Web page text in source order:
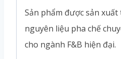
Sản phẩm được sản
nguyên liệu pha chế
cho ngành F&B hiện đại.